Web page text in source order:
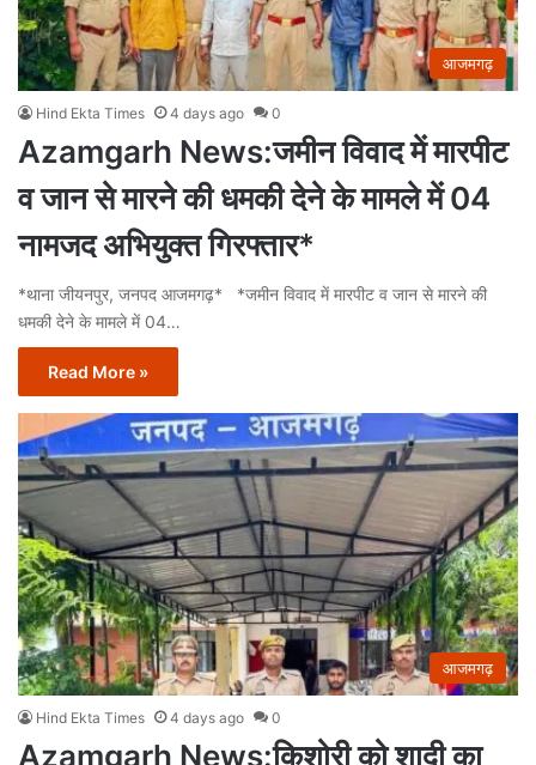
आजमगढ़
Hind Ekta Times 4 days ago 0
Azamgarh News:जमीन विवाद में मारपीट
व जान से मारने की धमकी देने के मामले में 04
नामजद अभियुक्त गिरफ्तार*
*थाना जीयनपुर, जनपद आजमगढ़* *जमीन विवाद में मारपीट व जान से मारने की
धमकी देने के मामले में 04…
Read More »
आजमगढ़
Hind Ekta Times 4 days ago 0
Azamgarh News:किशोरी को शादी का